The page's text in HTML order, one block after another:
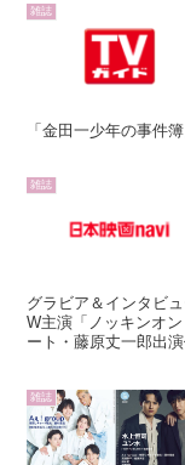
雑誌
「金田一少年の事件
雑誌
グラビア＆インタビ
W主演「ノッキンオ
ート・藤原丈一郎出
雑誌